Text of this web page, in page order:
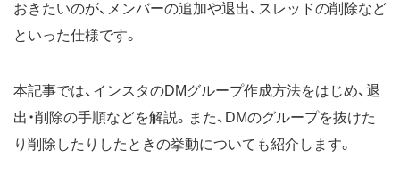
おきたいのが、メンバーの追加や退出、スレッドの削除など
といった仕様です。
本記事では、インスタのDMグループ作成方法をはじめ、退
出・削除の手順などを解説。また、DMのグループを抜けた
り削除したりしたときの挙動についても紹介します。